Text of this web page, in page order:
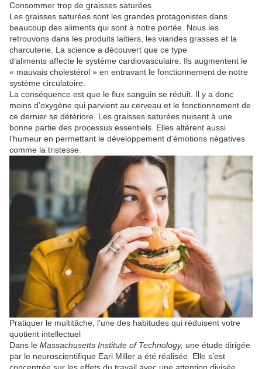
Consommer trop de graisses saturées
Les graisses saturées sont les grandes protagonistes dans
beaucoup des aliments qui sont à notre portée. Nous les
retrouvons dans les produits laitiers, les viandes grasses et la
charcuterie. La science a découvert que ce type
d’aliments affecte le système cardiovasculaire. Ils augmentent le
« mauvais cholestérol » en entravant le fonctionnement de notre
système circulatoire.
La conséquence est que le flux sanguin se réduit. Il y a donc
moins d’oxygène qui parvient au cerveau et le fonctionnement de
ce dernier se détériore. Les graisses saturées nuisent à une
bonne partie des processus essentiels. Elles altèrent aussi
l’humeur en permettant le développement d’émotions négatives
comme la tristesse.
Pratiquer le multitâche, l’une des habitudes qui réduisent votre
quotient intellectuel
Dans le Massachusetts Institute of Technology, une étude dirigée
par le neuroscientifique Earl Miller a été réalisée. Elle s’est